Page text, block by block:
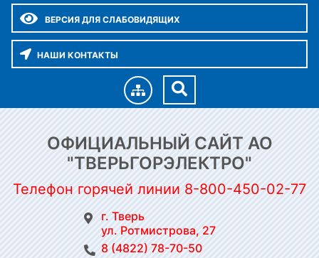
ВЕРСИЯ ДЛЯ СЛАБОВИДЯЩИХ
НАШИ КОНТАКТЫ
ОФИЦИАЛЬНЫЙ САЙТ АО
"ТВЕРЬГОРЭЛЕКТРО"
Телефон горячей линии 8-800-450-02-77
г. Тверь
ул. Ротмистрова, 27
8 (4822) 78-70-50